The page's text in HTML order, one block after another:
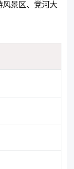
风景区、党河大